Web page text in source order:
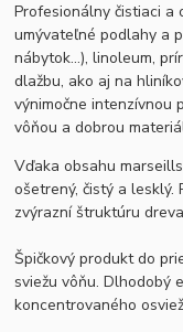
Profesionálny čistiaci a
umývateľné podlahy a
nábytok...), linoleum,
dlažbu, ako aj na
výnimočne intenzívnou
vôňou a dobrou
Vďaka obsahu
ošetrený, čistý a lesklý.
zvýrazní štruktúru
Špičkový produkt do
sviežu vôňu. Dlhodobý
koncentrovaného